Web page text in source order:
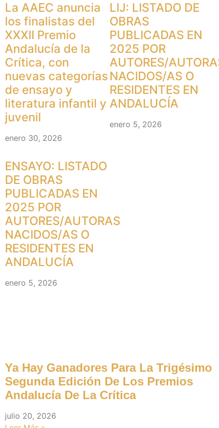
La AAEC anuncia
los finalistas del
XXXII Premio
Andalucía de la
Crítica, con
nuevas categorías
de ensayo y
literatura infantil y
juvenil
enero 30, 2026
LIJ: LISTADO DE
OBRAS
PUBLICADAS EN
2025 POR
AUTORES/
NACIDOS/AS O
RESIDENTES EN
ANDALUCÍA
enero 5, 2026
ENSAYO: LISTADO
DE OBRAS
PUBLICADAS EN
2025 POR
AUTORES/AUTORAS
NACIDOS/AS O
RESIDENTES EN
ANDALUCÍA
enero 5, 2026
Ya Hay Ganadores Para La Trigésimo
Segunda Edición De Los Premios
Andalucía De La Crítica
julio 20, 2026